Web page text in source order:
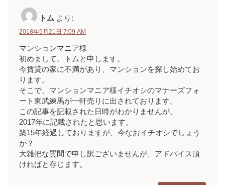
トム より:
2018年5月21日 7:09 AM
マンションマニア様
初めまして。トムと申します。
今賃貸の家に不満があり、マンションを探し始めてお
ります。
そこで、マンションマニア様イチオシのマナーズフォ
ート東武練馬が一軒売りに出されております。
この記事を記載された日時がわかりませんが、
2017年に記載されたと思います。
築15年経過しておりますが、今なおイチオシでしょう
か？
大雑把な質問で申し訳ございませんが、アドバイス頂
ければと存じます。